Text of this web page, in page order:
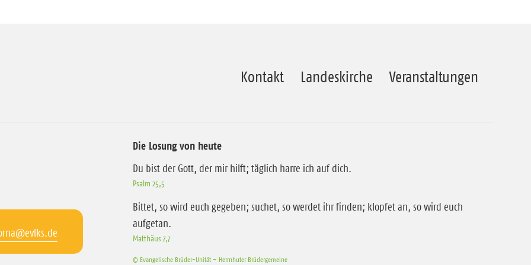
Kontakt Landeskirche Veranstaltungen
Die Losung von heute
Du bist der Gott, der mir hilft; täglich harre ich auf dich.
Psalm 25,5
Bittet, so wird euch gegeben; suchet, so werdet ihr finden; klopfet an, so wird euch
aufgetan.
Matthäus 7,7
© Evangelische Brüder-Unität – Herrnhuter Brüdergemeine